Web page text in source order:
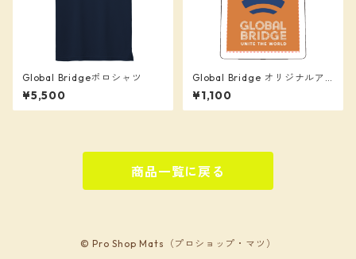
Global Bridgeポロシャツ
¥5,500
Global Bridge オリジナルア
クリルキーホルダー
¥1,100
商品一覧に戻る
© Pro Shop Mats（プロショップ・マツ）